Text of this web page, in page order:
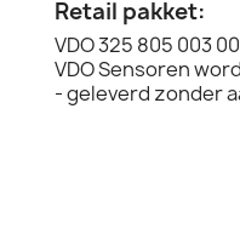
Retail pakket:
VDO 325 805 003
VDO Sensoren
- geleverd zonder